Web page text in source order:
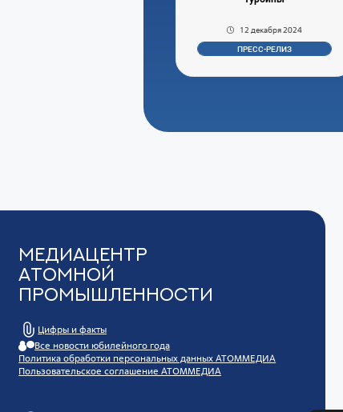
12 декабря 2024
ПРЕСС-РЕЛИЗ
Медиацентр
Атомной
Промышленности
Цифры и факты
Все новости юбилейного года
Политика обработки персональных данных АТОММЕДИА
Пользовательское соглашение АТОММЕДИА